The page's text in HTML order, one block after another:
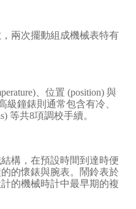
兩次擺動組成機械表特有
、位置 (position) 與
級鐘錶則通常包含有冷、
等共8項調校手續。
構，在預設時間到達時便
的懷錶與腕表。鬧鈴表於
的機械時計中最早期的複